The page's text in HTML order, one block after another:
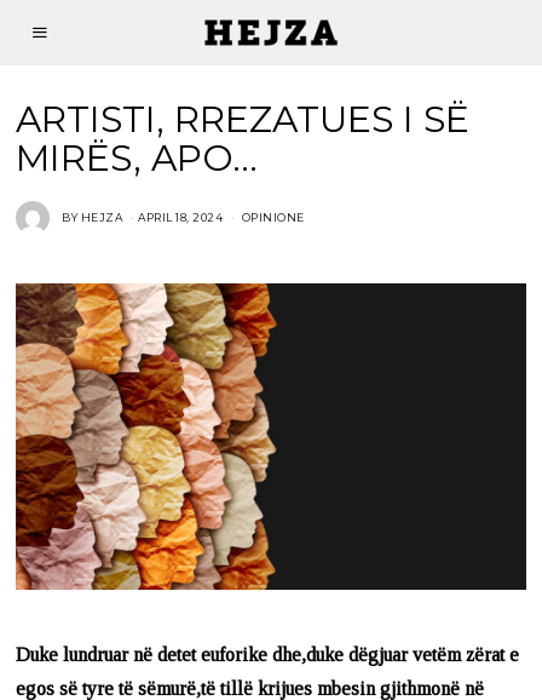
ARTISTI, RREZATUES I SË
MIRËS, APO…
BY HEJZA APRIL 18, 2024 OPINIONE
Duke lundruar në detet euforike dhe,duke dëgjuar vetëm zërat e
egos së tyre të sëmurë,të tillë krijues mbesin gjithmonë në